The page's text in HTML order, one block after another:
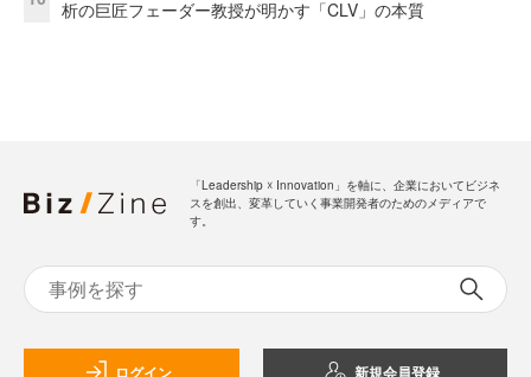
析の巨匠フェーダー教授が明かす「CLV」の本質
「Leadership ☓ Innovation」を軸に、企業においてビジネ
スを創出、変革していく事業開発者のためのメディアで
す。
ログイン 新規会員登録